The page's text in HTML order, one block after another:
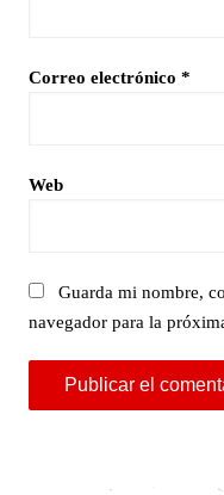
Correo electrónico *
Web
Guarda mi nombre,
navegador para la